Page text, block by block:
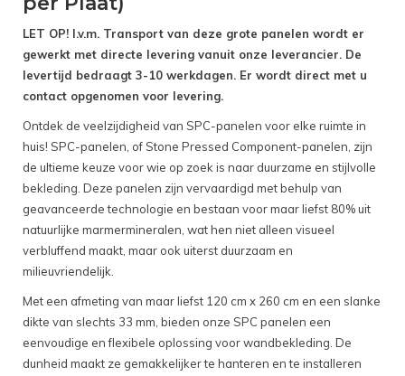
LET OP! I.v.m. Transport van deze grote panelen wordt er
gewerkt met directe levering vanuit onze leverancier. De
levertijd bedraagt 3-10 werkdagen. Er wordt direct met u
contact opgenomen voor levering.
Ontdek de veelzijdigheid van SPC-panelen voor elke ruimte in
huis! SPC-panelen, of Stone Pressed Component-panelen, zijn
de ultieme keuze voor wie op zoek is naar duurzame en stijlvolle
bekleding. Deze panelen zijn vervaardigd met behulp van
geavanceerde technologie en bestaan voor maar liefst 80% uit
natuurlijke marmermineralen, wat hen niet alleen visueel
verbluffend maakt, maar ook uiterst duurzaam en
milieuvriendelijk.
Met een afmeting van maar liefst 120 cm x 260 cm en een slanke
dikte van slechts 33 mm, bieden onze SPC panelen een
eenvoudige en flexibele oplossing voor wandbekleding. De
dunheid maakt ze gemakkelijker te hanteren en te installeren